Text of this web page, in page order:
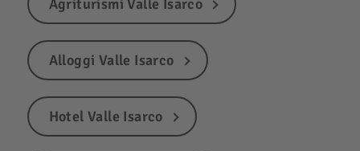
Agriturismi Valle Isarco
Alloggi Valle Isarco
Hotel Valle Isarco